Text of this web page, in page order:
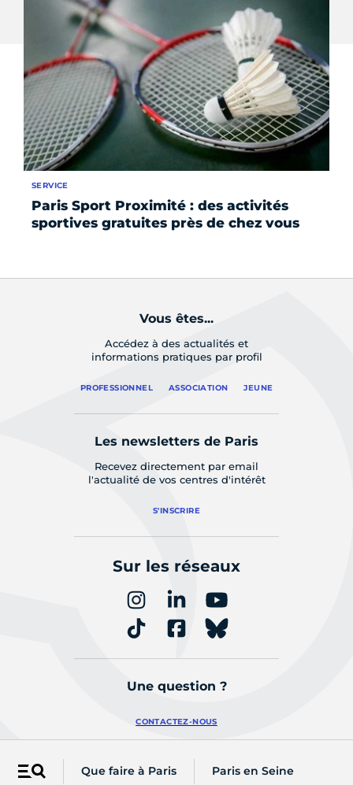
Menu Que faire à Paris Paris en Seine
Paris Sport Proximité : des activités
sportives gratuites près de chez vous
SERVICE
Vous êtes...
Accédez à des actualités et
informations pratiques par profil
PROFESSIONNEL ASSOCIATION JEUNE
Les newsletters de Paris
Recevez directement par email
l'actualité de vos centres d'intérêt
S'INSCRIRE
Sur les réseaux
Une question ?
CONTACTEZ-NOUS